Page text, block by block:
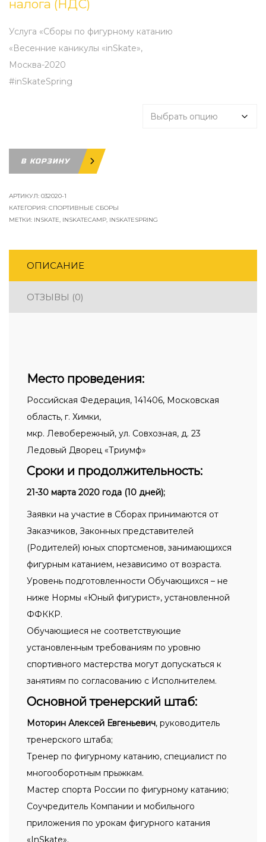
налога (НДС)
Услуга «Сборы по фигурному катанию
«Весенние каникулы «inSkate»,
Москва-2020
#inSkateSpring
Количество
товара
по
фигурному
В КОРЗИНУ
АРТИКУЛ: 032020-1
КАТЕГОРИЯ: СПОРТИВНЫЕ СБОРЫ
МЕТКИ: INSKATE, INSKATECAMP, INSKATESPRING
ОПИСАНИЕ
ОТЗЫВЫ (0)
Место проведения:
Российская Федерация, 141406, Московская
область, г. Химки,
мкр. Левобережный, ул. Совхозная, д. 23
Ледовый Дворец «Триумф»
Сроки и продолжительность:
21-30 марта 2020 года (10 дней);
Заявки на участие в Сборах принимаются от
Заказчиков, Законных представителей
(Родителей) юных спортсменов, занимающихся
фигурным катанием, независимо от возраста.
Уровень подготовленности Обучающихся – не
ниже Нормы «Юный фигурист», установленной
ФФККР.
Обучающиеся не соответствующие
установленным требованиям по уровню
спортивного мастерства могут допускаться к
занятиям по согласованию с Исполнителем.
Основной тренерский штаб:
Моторин Алексей Евгеньевич, руководитель
тренерского штаба;
Тренер по фигурному катанию, специалист по
многооборотным прыжкам.
Мастер спорта России по фигурному катанию;
Соучредитель Компании и мобильного
приложения по урокам фигурного катания
«InSkate».